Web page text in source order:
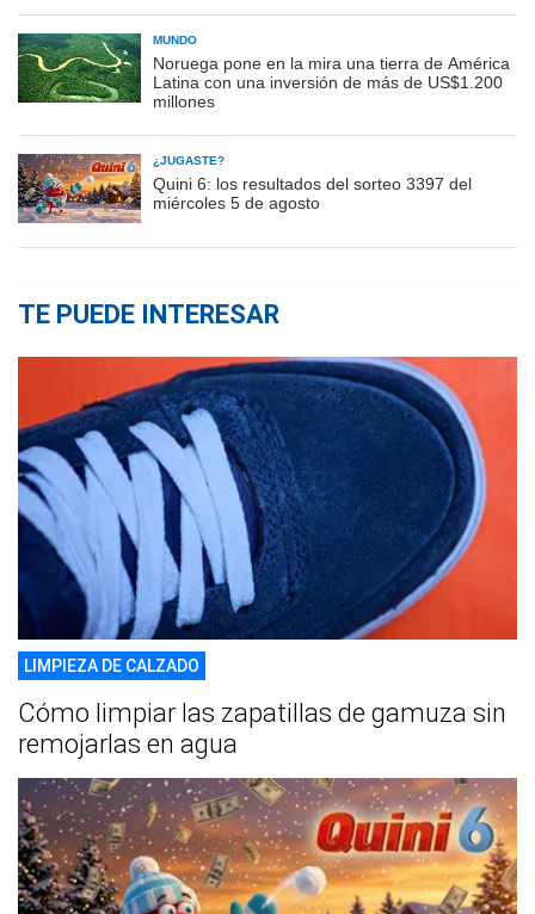
MUNDO
Noruega pone en la mira una tierra de América
Latina con una inversión de más de US$1.200
millones
¿JUGASTE?
Quini 6: los resultados del sorteo 3397 del
miércoles 5 de agosto
TE PUEDE INTERESAR
LIMPIEZA DE CALZADO
Cómo limpiar las zapatillas de gamuza sin
remojarlas en agua